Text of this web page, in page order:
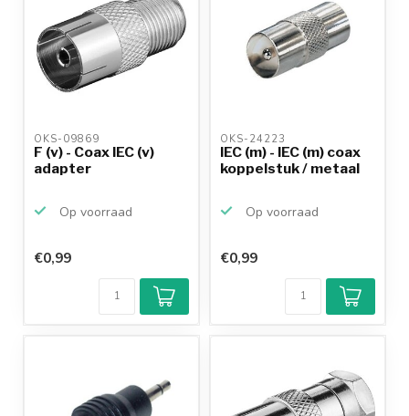
OKS-09869
F (v) - Coax IEC (v)
adapter
Op voorraad
€0,99
OKS-24223
IEC (m) - IEC (m) coax
koppelstuk / metaal
Op voorraad
€0,99